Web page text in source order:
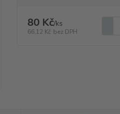
80 Kč/ks
66,12 Kč bez DPH